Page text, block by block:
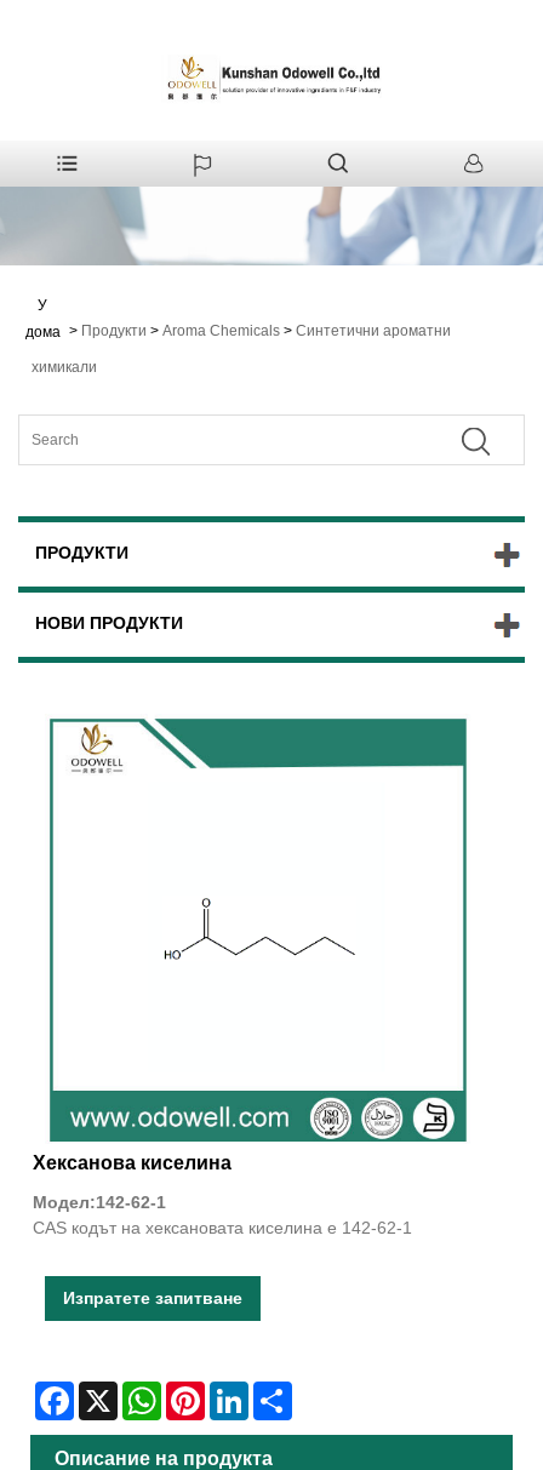
У
дома > Продукти > Aroma Chemicals > Синтетични ароматни
химикали
ПРОДУКТИ
НОВИ ПРОДУКТИ
Хексанова киселина
Модел:142-62-1
CAS кодът на хексановата киселина е 142-62-1
Изпратете запитване
Facebook
X WhatsAppPinterestLinkedIn
Описание на продукта